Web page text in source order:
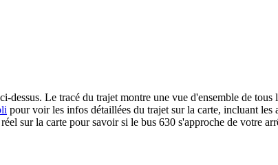
Le tracé du trajet montre une vue d'ensemble de
pour voir les infos détaillées du trajet sur la carte, incluant les
sur la carte pour savoir si le bus 630 s'approche de votre